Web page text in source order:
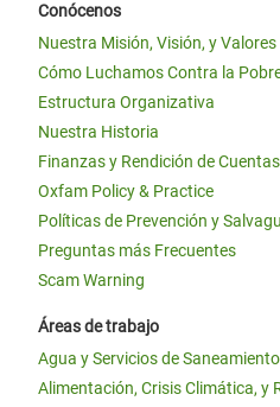
Conócenos
Nuestra Misión, Visión, y Valores
Cómo Luchamos Contra la
Estructura Organizativa
Nuestra Historia
Finanzas y Rendición de Cuentas
Oxfam Policy & Practice
Políticas de Prevención y
Preguntas más Frecuentes
Scam Warning
Áreas de trabajo
Agua y Servicios de Saneamiento
Alimentación, Crisis Climática, y